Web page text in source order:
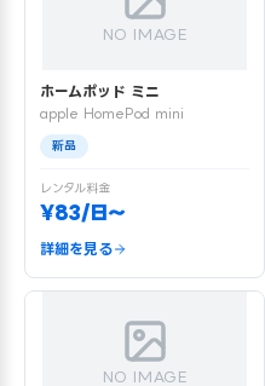
NO IMAGE
ホームポッド ミニ
apple HomePod mini
新品
レンタル料金
¥83/日〜
詳細を見る
NO IMAGE